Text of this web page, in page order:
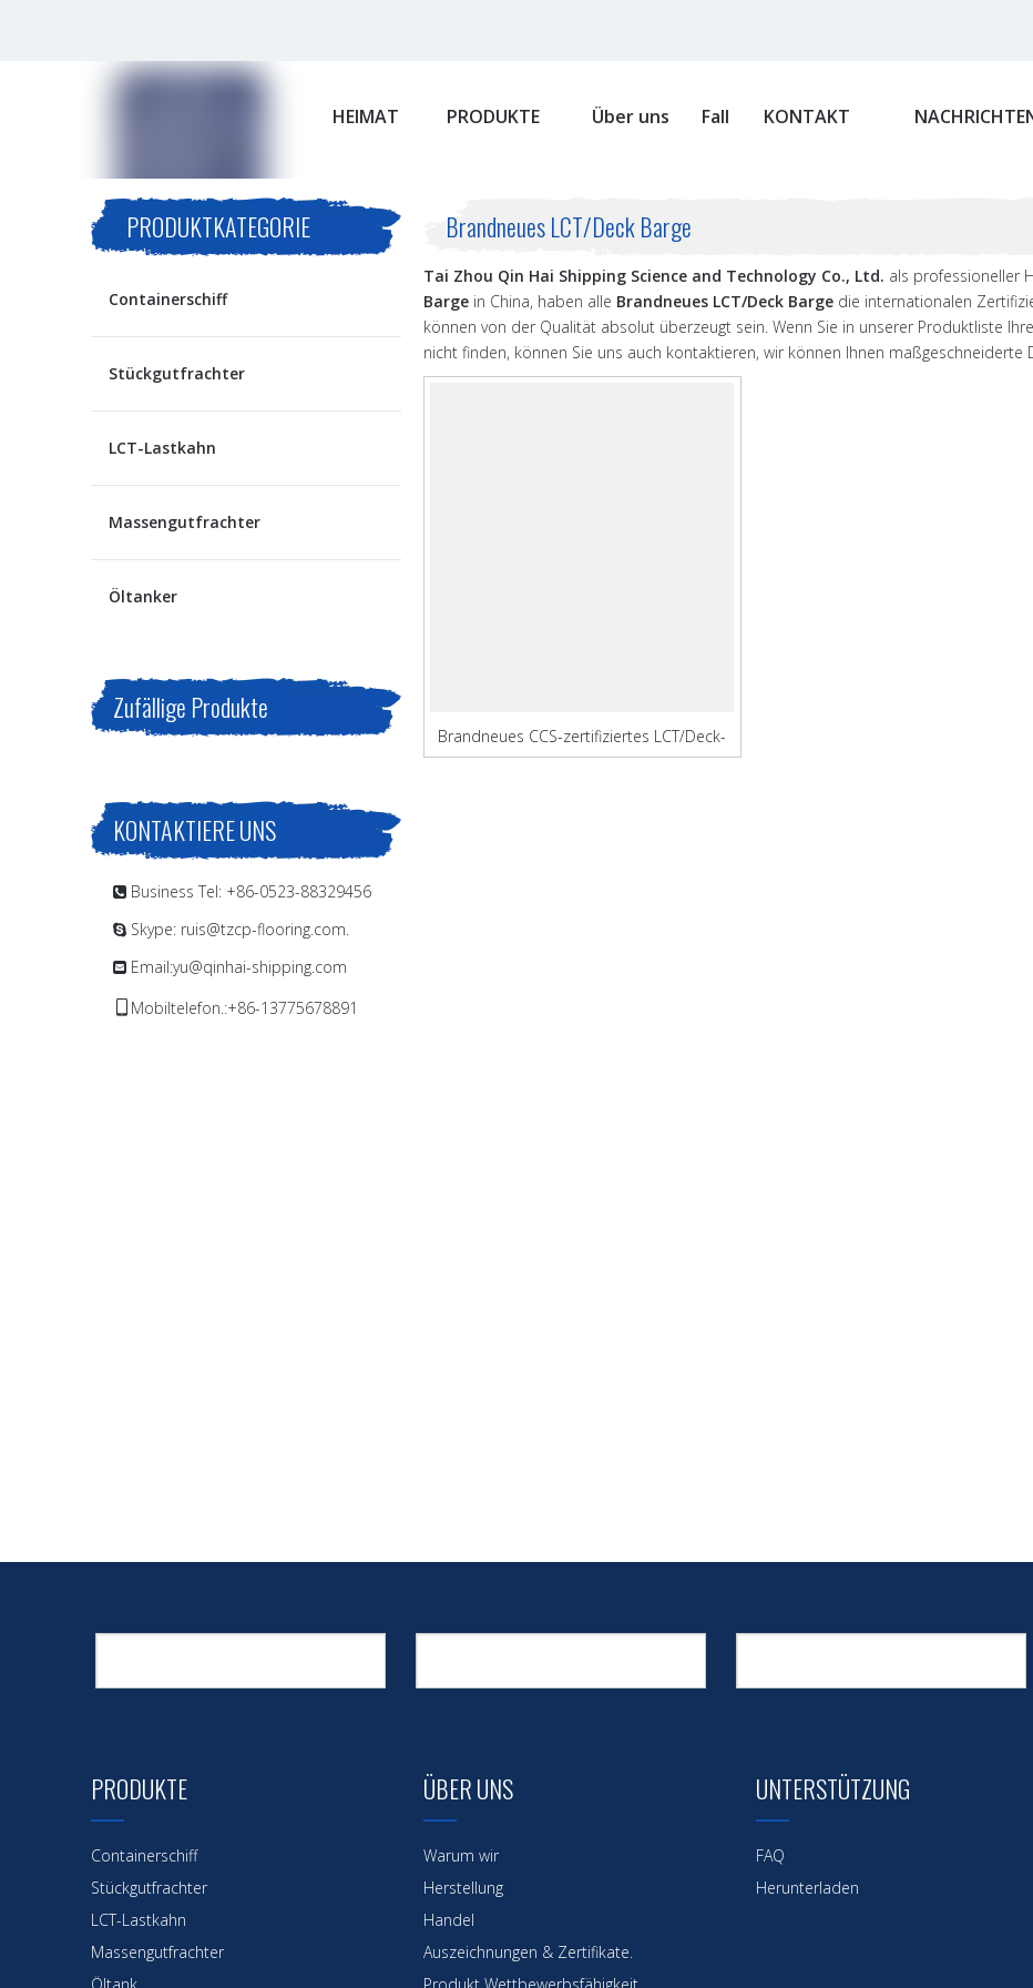
HEIMAT PRODUKTE Über uns Fall KONTAKT
PRODUKTKATEGORIE
Containerschiff
Stückgutfrachter
LCT-Lastkahn
Massengutfrachter
Öltanker
Zufällige Produkte
KONTAKTIERE UNS
 Business Tel: +86-0523-88329456
 Skype: ruis@tzcp-flooring.com.
 Email:yu@qinhai-shipping.com
Mobiltelefon.:+86-13775678891
Brandneues LCT/Deck Barge
Tai Zhou Qin Hai Shipping Science and Technology Co., Ltd. als professioneller
Barge in China, haben alle Brandneues LCT/Deck Barge die internationalen
können von der Qualität absolut überzeugt sein. Wenn Sie in unserer Produktliste
nicht finden, können Sie uns auch kontaktieren, wir können Ihnen maßgeschneiderte
Brandneues CCS-zertifiziertes LCT/Deck-
Lastkahn zum Verkauf
PRODUKTE
Containerschiff
Stückgutfrachter
LCT-Lastkahn
Massengutfrachter
ÜBER UNS
Warum wir
Herstellung
Handel
Auszeichnungen & Zertifikate.
UNTERSTÜTZUNG
FAQ
Herunterladen